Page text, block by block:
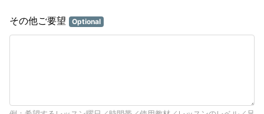
その他ご要望 Optional